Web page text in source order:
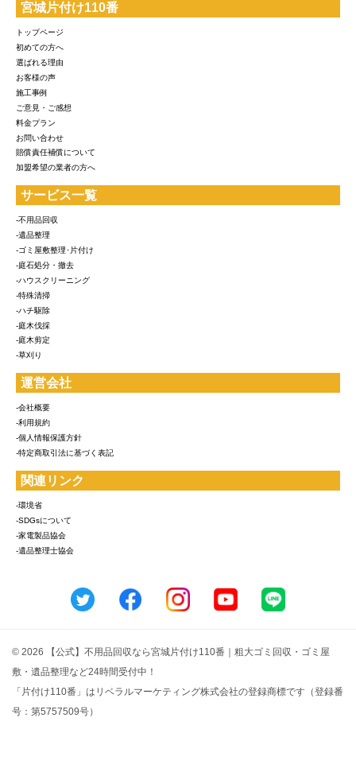
宮城片付け110番
トップページ
初めての方へ
選ばれる理由
お客様の声
施工事例
ご意見・ご感想
料金プラン
お問い合わせ
賠償責任補償について
加盟希望の業者の方へ
サービス一覧
-不用品回収
-遺品整理
-ゴミ屋敷整理･片付け
-庭石処分・撤去
-ハウスクリーニング
-特殊清掃
-ハチ駆除
-庭木伐採
-庭木剪定
-草刈り
運営会社
-会社概要
-利用規約
-個人情報保護方針
-特定商取引法に基づく表記
関連リンク
-環境省
-SDGsについて
-家電製品協会
-遺品整理士協会
© 2026 【公式】不用品回収なら宮城片付け110番｜粗大ゴミ回収・ゴミ屋
敷・遺品整理など24時間受付中！
「片付け110番」はリベラルマーケティング株式会社の登録商標です（登録番
号：第5757509号）